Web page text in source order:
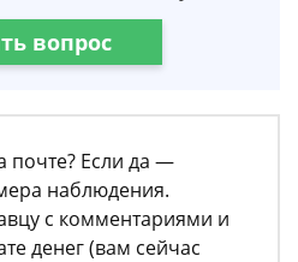
вопрос
почте? Если да —
наблюдения.
с комментариями и
денег (вам сейчас